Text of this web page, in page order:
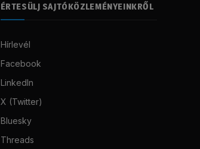
ÉRTESÜLJ SAJTÓKÖZLEMÉNYEINKRŐL
Hírlevél
Facebook
LinkedIn
X (Twitter)
Bluesky
Threads